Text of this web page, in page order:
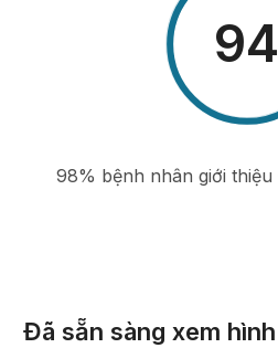
98
98% bệnh nhân giới
Đã sẵn sàng xem